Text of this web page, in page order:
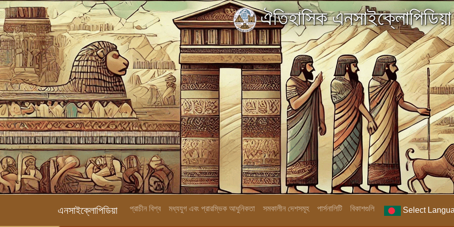
ঐতিহাসিক এনসাইক্লোপিডিয়া
এনসাইক্লোপিডিয়া প্রাচীন বিশ্ব মধ্যযুগ এবং প্রারম্ভিক আধুনিকতা সমকালীন দেশসমূহ পার্সনালিটি বিকাশগুলি Select